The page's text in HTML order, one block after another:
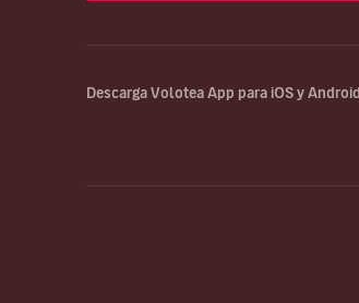
Descarga Volotea App para iOS y Android